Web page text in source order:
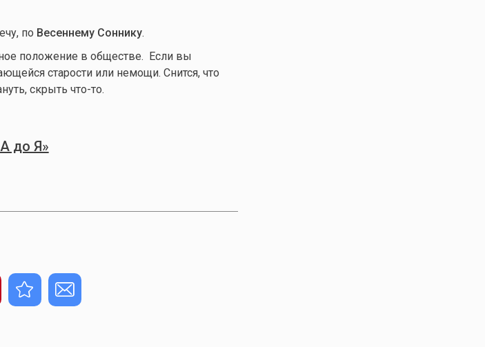
по Весеннему Соннику.
положение в обществе. Если вы
старости или немощи. Снится, что
скрыть что-то.
до Я»